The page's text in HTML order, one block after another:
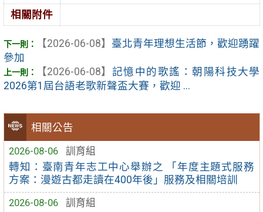
相關公告
2026-08-06
訓育組
轉知：臺南青年志工中心舉辦之 「年度主題式服務
方案：漫遊古都走讀在400年後」服務及相關培訓
2026-08-06
訓育組
相關附件
【2026-06-08】 臺北青年理想生活節，歡迎踴躍
參加
【2026-06-08】 記憶中的歌謠：朝陽科技大學
2026第1屆台語老歌新聲盃大賽，歡迎 ...